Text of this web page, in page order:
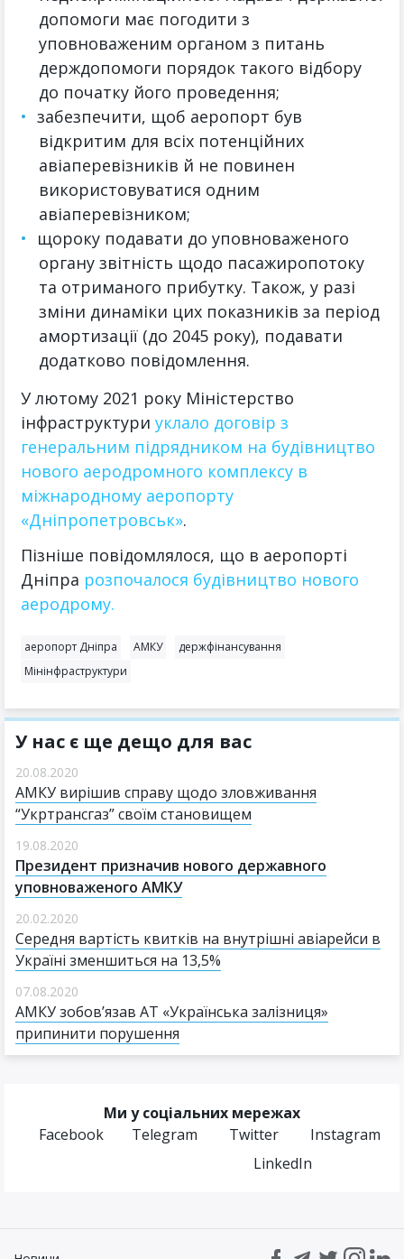
допомоги має погодити з
уповноваженим органом з питань
держдопомоги порядок такого відбору
до початку його проведення;
забезпечити, щоб аеропорт був
відкритим для всіх потенційних
авіаперевізників й не повинен
використовуватися одним
авіаперевізником;
щороку подавати до уповноваженого
органу звітність щодо пасажиропотоку
та отриманого прибутку. Також, у разі
зміни динаміки цих показників за період
амортизації (до 2045 року), подавати
додатково повідомлення.
У лютому 2021 року Міністерство
інфраструктури уклало договір з
генеральним підрядником на будівництво
нового аеродромного комплексу в
міжнародному аеропорту
«Дніпропетровськ».
Пізніше повідомлялося, що в аеропорті
Дніпра розпочалося будівництво нового
аеродрому.
аеропорт Дніпра АМКУ
держфінансування
Мінінфраструктури
У нас є ще дещо для вас
20.08.2020
АМКУ вирішив справу щодо зловживання
“Укртрансгаз” своїм становищем
19.08.2020
Президент призначив нового державного
уповноваженого АМКУ
20.02.2020
Середня вартість квитків на внутрішні авіарейси в
Україні зменшиться на 13,5%
07.08.2020
АМКУ зобов’язав АТ «Українська залізниця»
припинити порушення
Ми у соціальних мережах
Facebook
Telegram Twitter
Instagram
LinkedIn